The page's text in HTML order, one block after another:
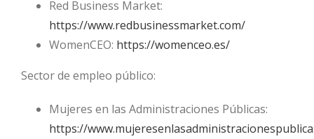
Red Business Market:
https://www.redbusinessmarket.com/
WomenCEO: https://womenceo.es/
Sector de empleo público:
Mujeres en las Administraciones Públicas:
https://